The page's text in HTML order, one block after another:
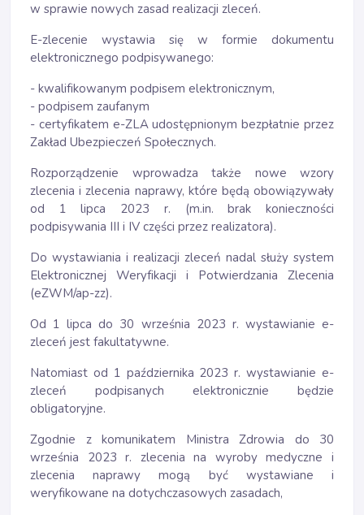
w sprawie nowych zasad realizacji zleceń.
E-zlecenie wystawia się w formie dokumentu
elektronicznego podpisywanego:
- kwalifikowanym podpisem elektronicznym,
- podpisem zaufanym
- certyfikatem e-ZLA udostępnionym bezpłatnie przez
Zakład Ubezpieczeń Społecznych.
Rozporządzenie wprowadza także nowe wzory
zlecenia i zlecenia naprawy, które będą obowiązywały
od 1 lipca 2023 r. (m.in. brak konieczności
podpisywania III i IV części przez realizatora).
Do wystawiania i realizacji zleceń nadal służy system
Elektronicznej Weryfikacji i Potwierdzania Zlecenia
(eZWM/ap-zz).
Od 1 lipca do 30 września 2023 r. wystawianie e-
zleceń jest fakultatywne.
Natomiast od 1 października 2023 r. wystawianie e-
zleceń podpisanych elektronicznie będzie
obligatoryjne.
Zgodnie z komunikatem Ministra Zdrowia do 30
września 2023 r. zlecenia na wyroby medyczne i
zlecenia naprawy mogą być wystawiane i
weryfikowane na dotychczasowych zasadach,